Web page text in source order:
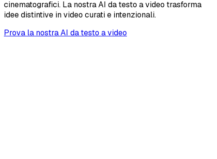
cinematografici. La nostra AI da testo a video trasforma
idee distintive in video curati e intenzionali.
Prova la nostra AI da testo a video